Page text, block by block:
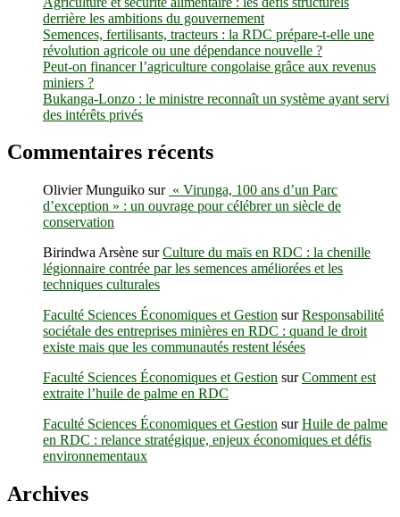
importante
pour
nous
tous
?
derrière les ambitions du gouvernement
Semences, fertilisants, tracteurs : la RDC prépare-t-elle une
révolution agricole ou une dépendance nouvelle ?
Peut-on financer l’agriculture congolaise grâce aux revenus
miniers ?
Bukanga-Lonzo : le ministre reconnaît un système ayant servi
des intérêts privés
Commentaires récents
Olivier Munguiko sur « Virunga, 100 ans d’un Parc
d’exception » : un ouvrage pour célébrer un siècle de
conservation
Birindwa Arsène surCulture du maïs en RDC : la chenille
légionnaire contrée par les semences améliorées et les
techniques culturales
Faculté Sciences Économiques et Gestion surResponsabilité
sociétale des entreprises minières en RDC : quand le droit
existe mais que les communautés restent lésées
Faculté Sciences Économiques et Gestion surComment est
extraite l’huile de palme en RDC
Faculté Sciences Économiques et Gestion surHuile de palme
en RDC : relance stratégique, enjeux économiques et défis
environnementaux
Archives